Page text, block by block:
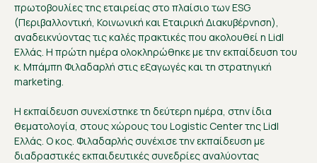
πρωτοβουλίες της εταιρείας στο πλαίσιο των ESG
(Περιβαλλοντική, Κοινωνική και Εταιρική Διακυβέρνηση),
αναδεικνύοντας τις καλές πρακτικές που ακολουθεί η Lidl
Ελλάς. Η πρώτη ημέρα ολοκληρώθηκε με την εκπαίδευση του
κ. Μπάμπη Φιλαδαρλή στις εξαγωγές και τη στρατηγική
marketing.
Η εκπαίδευση συνεχίστηκε τη δεύτερη ημέρα, στην ίδια
θεματολογία, στους χώρους του Logistic Center της Lidl
Ελλάς. Ο κος. Φιλαδαρλής συνέχισε την εκπαίδευση με
διαδραστικές εκπαιδευτικές συνεδρίες αναλύοντας